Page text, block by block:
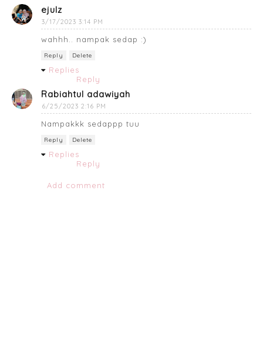
ejulz
3/17/2023 3:14 PM
wahhh.. nampak sedap :)
Reply Delete
Replies
Reply
Rabiahtul adawiyah
6/25/2023 2:16 PM
Nampakkk sedappp tuu
Reply Delete
Replies
Reply
Add comment